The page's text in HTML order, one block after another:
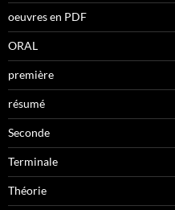
oeuvres en PDF
ORAL
première
résumé
Seconde
Terminale
Théorie